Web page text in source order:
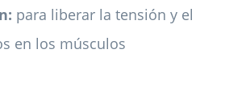
para liberar la tensión y el
en los músculos